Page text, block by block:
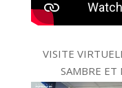
VISITE
SAMBRE ET